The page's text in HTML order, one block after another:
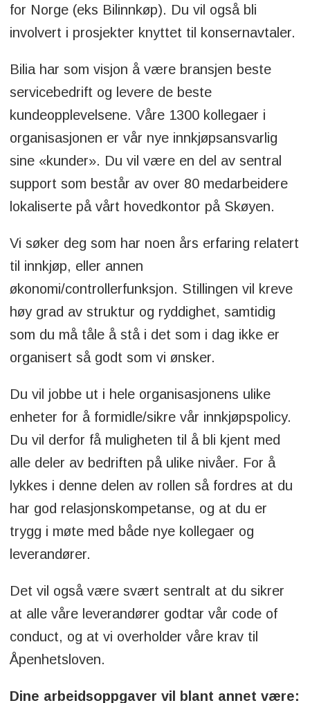
for Norge (eks Bilinnkøp). Du vil også bli
involvert i prosjekter knyttet til konsernavtaler.
Bilia har som visjon å være bransjen beste
servicebedrift og levere de beste
kundeopplevelsene. Våre 1300 kollegaer i
organisasjonen er vår nye innkjøpsansvarlig
sine «kunder». Du vil være en del av sentral
support som består av over 80 medarbeidere
lokaliserte på vårt hovedkontor på Skøyen.
Vi søker deg som har noen års erfaring relatert
til innkjøp, eller annen
økonomi/controllerfunksjon. Stillingen vil kreve
høy grad av struktur og ryddighet, samtidig
som du må tåle å stå i det som i dag ikke er
organisert så godt som vi ønsker.
Du vil jobbe ut i hele organisasjonens ulike
enheter for å formidle/sikre vår innkjøpspolicy.
Du vil derfor få muligheten til å bli kjent med
alle deler av bedriften på ulike nivåer. For å
lykkes i denne delen av rollen så fordres at du
har god relasjonskompetanse, og at du er
trygg i møte med både nye kollegaer og
leverandører.
Det vil også være svært sentralt at du sikrer
at alle våre leverandører godtar vår code of
conduct, og at vi overholder våre krav til
Åpenhetsloven.
Dine arbeidsoppgaver vil blant annet være: